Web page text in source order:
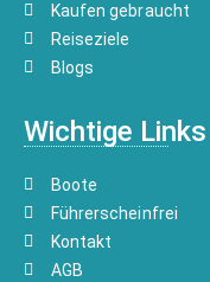
Kaufen gebraucht
Reiseziele
Blogs
Wichtige Links
Boote
Führerscheinfrei
Kontakt
AGB